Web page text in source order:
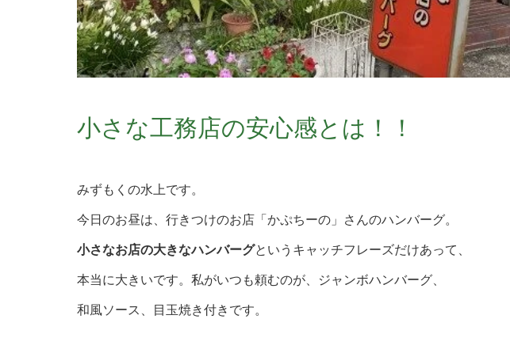
小さな工務店の安心感とは！！
みずもくの水上です。
今日のお昼は、行きつけのお店「かぷちーの」さんのハンバーグ。
小さなお店の大きなハンバーグというキャッチフレーズだけあって、
本当に大きいです。私がいつも頼むのが、ジャンボハンバーグ、
和風ソース、目玉焼き付きです。